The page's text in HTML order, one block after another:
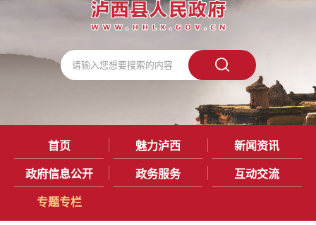
首页 魅力泸西 新闻资讯
政府信息公开 政务服务 互动交流
专题专栏